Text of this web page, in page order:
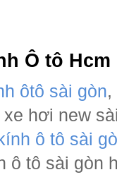
Ô tô Hcm
ôtô sài gòn,
xe hơi new
ô tô sài
ô tô sài gòn